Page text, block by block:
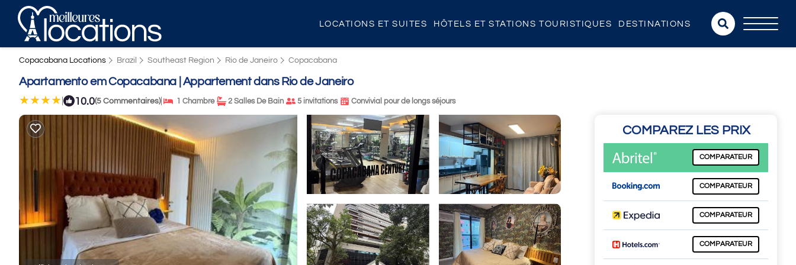
LOCATIONS ET SUITES HÔTELS ET STATIONS TOURISTIQUES DESTINATIONS
Copacabana Locations Brazil Southeast Region Rio de Janeiro Copacabana
Apartamento em Copacabana | Appartement dans Rio de Janeiro
10.0(5 Commentaires)| 1 Chambre 2 Salles De Bain 5 invitations Convivial pour de longs séjours
COMPAREZ LES PRIX
COMPARATEUR
COMPARATEUR
COMPARATEUR
COMPARATEUR